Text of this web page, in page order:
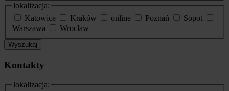
lokalizacja:
Katowice
Kraków online Poznań
Sopot
Warszawa
Wrocław
Wyszukaj
Kontakty
lokalizacja: